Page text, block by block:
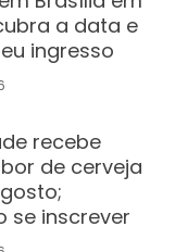
a data e
ingresso
recebe
de cerveja
se inscrever